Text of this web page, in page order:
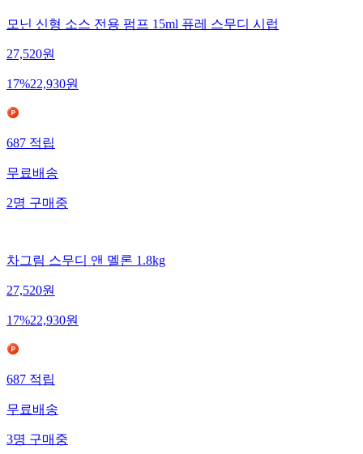
모닌 신형 소스 전용 펌프 15ml 퓨레 스무디 시럽
27,520원
17%22,930원
687적립
무료배송
2명구매중
차그림 스무디 앤 멜론 1.8kg
27,520원
17%22,930원
687적립
무료배송
3명구매중